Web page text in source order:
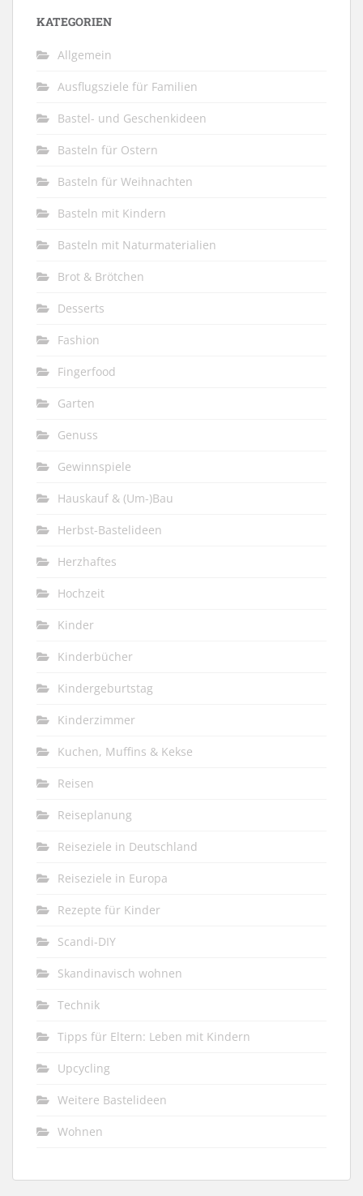
KATEGORIEN
Allgemein
Ausflugsziele für Familien
Bastel- und Geschenkideen
Basteln für Ostern
Basteln für Weihnachten
Basteln mit Kindern
Basteln mit Naturmaterialien
Brot & Brötchen
Desserts
Fashion
Fingerfood
Garten
Genuss
Gewinnspiele
Hauskauf & (Um-)Bau
Herbst-Bastelideen
Herzhaftes
Hochzeit
Kinder
Kinderbücher
Kindergeburtstag
Kinderzimmer
Kuchen, Muffins & Kekse
Reisen
Reiseplanung
Reiseziele in Deutschland
Reiseziele in Europa
Rezepte für Kinder
Scandi-DIY
Skandinavisch wohnen
Technik
Tipps für Eltern: Leben mit Kindern
Upcycling
Weitere Bastelideen
Wohnen